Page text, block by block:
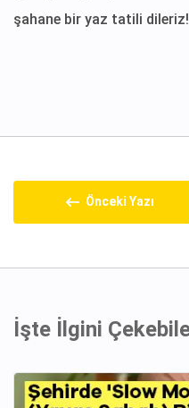
şahane bir yaz tatili
Önceki Yazı
İşte İlgini